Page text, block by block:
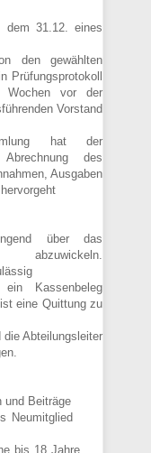
31.12. eines
den gewählten
Prüfungsprotokoll
Wochen vor der
Vorstand
hat der
des
Ausgaben
über das
Kassenbeleg
eine Quittung zu
Abteilungsleiter
und Beiträge
Neumitglied
bis 18 Jahre